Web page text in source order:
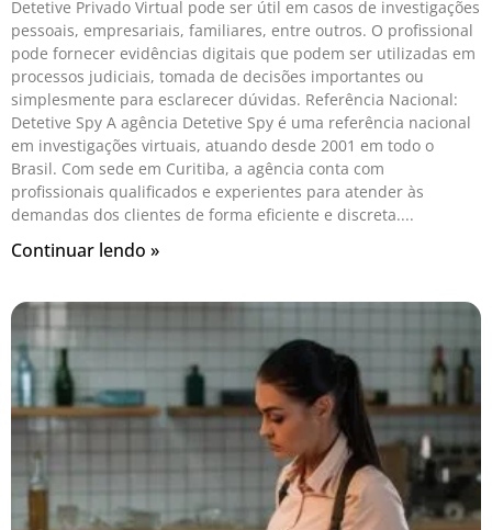
Detetive Privado Virtual pode ser útil em casos de investigações
pessoais, empresariais, familiares, entre outros. O profissional
pode fornecer evidências digitais que podem ser utilizadas em
processos judiciais, tomada de decisões importantes ou
simplesmente para esclarecer dúvidas. Referência Nacional:
Detetive Spy A agência Detetive Spy é uma referência nacional
em investigações virtuais, atuando desde 2001 em todo o
Brasil. Com sede em Curitiba, a agência conta com
profissionais qualificados e experientes para atender às
demandas dos clientes de forma eficiente e discreta.
Continuar lendo »